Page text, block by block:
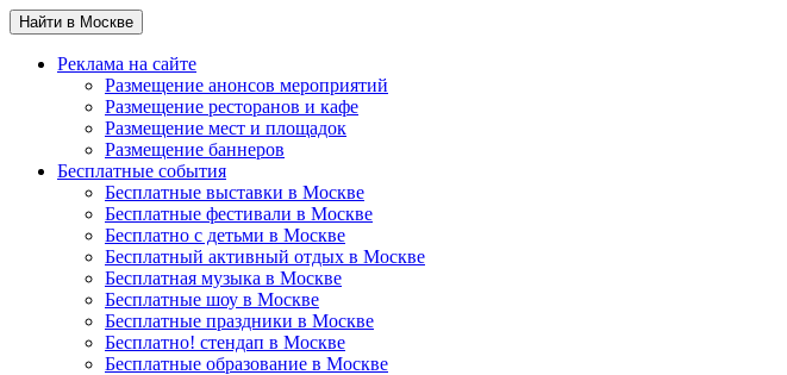
Найти в Москве
Реклама на сайте
Размещение анонсов мероприятий
Размещение ресторанов и кафе
Размещение мест и площадок
Размещение баннеров
Бесплатные события
Бесплатные выставки в Москве
Бесплатные фестивали в Москве
Бесплатно с детьми в Москве
Бесплатный активный отдых в Москве
Бесплатная музыка в Москве
Бесплатные шоу в Москве
Бесплатные праздники в Москве
Бесплатно! стендап в Москве
Бесплатные образование в Москве